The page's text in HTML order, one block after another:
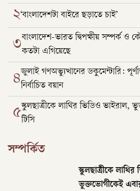
২‘বাংলাদেশটা বাইরে ছড়াতে চাই’
৩বাংলাদেশ-ভারত দ্বিপক্ষীয় সম্পর্ক ও
কতটা এগিয়েছে
৪জুলাই গণঅভ্যুত্থানের ডকুমেন্টারি:
নির্বাচিত বয়ান
৫স্কুলছাত্রীকে লাথির ভিডিও ভাইরাল,
টিসি
সম্পর্কিত
স্কুলছাত্রীকে
ভুক্তভোগীকেই